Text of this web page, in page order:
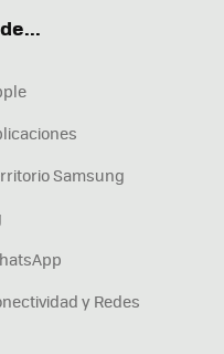
Samsung
y Redes